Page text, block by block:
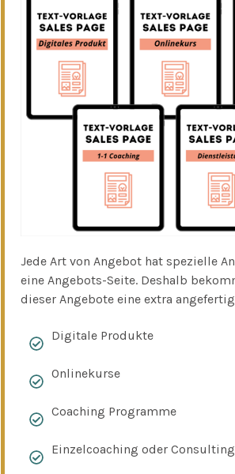
Jede Art von Angebot hat spezielle
eine Angebots-Seite. Deshalb
dieser Angebote eine extra
Digitale Produkte
Onlinekurse
Coaching Programme
Einzelcoaching oder